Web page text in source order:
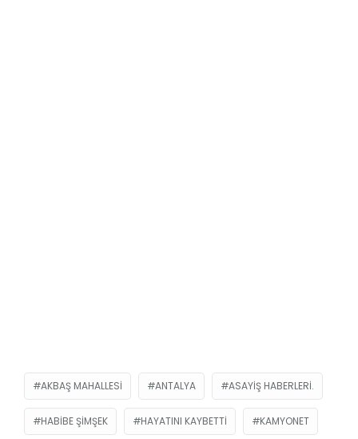
AKBAŞ MAHALLESI ANTALYA ASAYIŞ HABERLERI.
HABIBE ŞIMŞEK HAYATINI KAYBETTI KAMYONET